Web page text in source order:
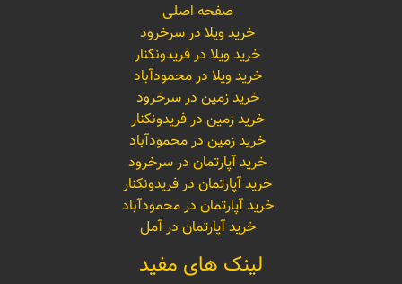
صفحه اصلی
خرید ویلا در سرخرود
خرید ویلا در فریدونکنار
خرید ویلا در محمودآباد
خرید زمین در سرخرود
خرید زمین در فریدونکنار
خرید زمین در محمودآباد
خرید آپارتمان در سرخرود
خرید آپارتمان در فریدونکنار
خرید آپارتمان در محمودآباد
خرید آپارتمان در آمل
لینک های مفید